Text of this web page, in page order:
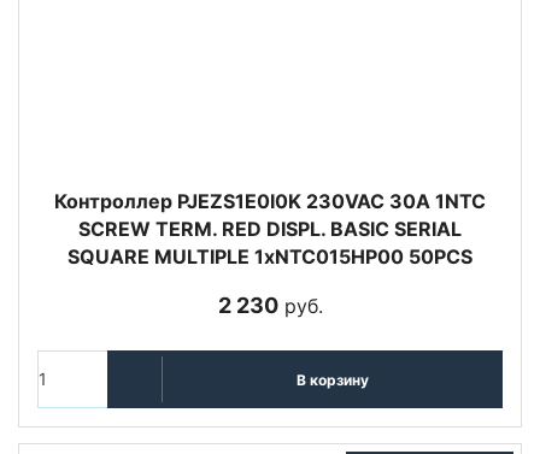
Контроллер PJEZS1E0I0K 230VAC 30A 1NTC
SCREW TERM. RED DISPL. BASIC SERIAL
SQUARE MULTIPLE 1xNTC015HP00 50PCS
2 230руб.
В корзину